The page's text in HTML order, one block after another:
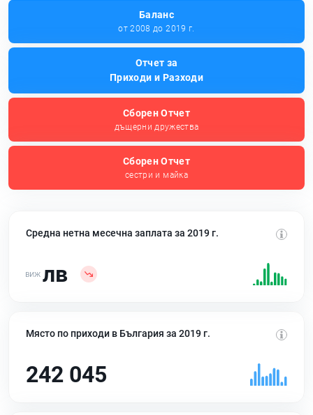
Баланс
от 2008 до 2019 г.
Отчет за
Приходи и Разходи
Сборен Отчет
дъщерни дружества
Сборен Отчет
сестри и майка
Средна нетна месечна заплата за 2019 г.
лв
Място по приходи в България за 2019 г.
242 045